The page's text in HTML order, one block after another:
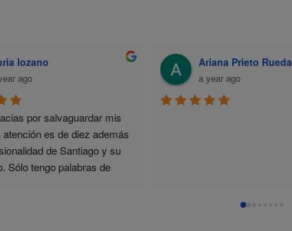
lozano
ago
por salvaguardar mis
es de diez además
de Santiago y su
Sólo tengo palabras de
Ariana Prieto Rueda
a year ago